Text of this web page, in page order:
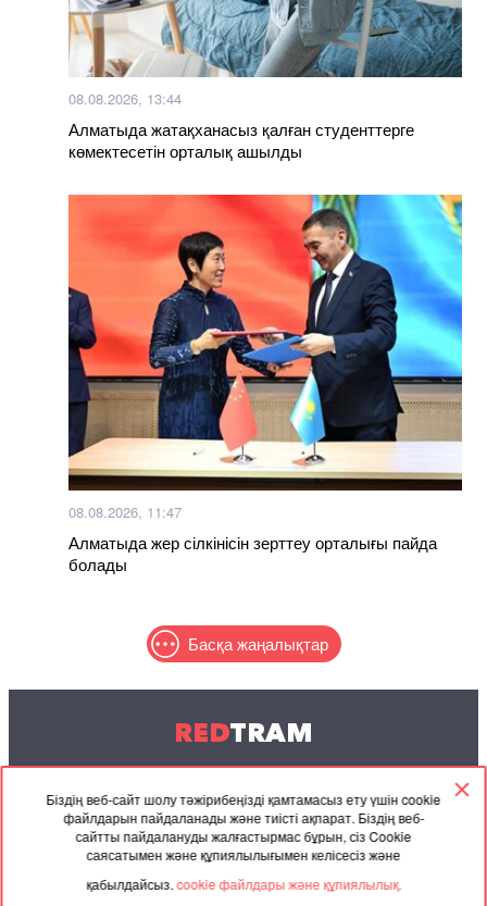
Біздің веб-сайт шолу тәжірибеңізді қамтамасыз ету үшін cookie
файлдарын пайдаланады және тиісті ақпарат. Біздің веб-
сайтты пайдалануды жалғастырмас бұрын, сіз Cookie
саясатымен және құпиялылығымен келісесіз және
қабылдайсыз.cookie файлдары және құпиялылық.
08.08.2026, 13:44
Алматыда жатақханасыз қалған студенттерге
көмектесетін орталық ашылды
08.08.2026, 11:47
Алматыда жер сілкінісін зерттеу орталығы пайда
болады
Басқа жаңалықтар
REDTRAM
© 2004-2026 Redtram, Ltd.
Ынтымақтастық
Серіктес
материалдар
Мұрағат
Келісімі
Байланысу